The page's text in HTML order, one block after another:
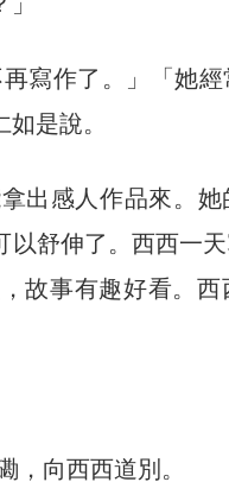
寫作了。」「她
是說。
出感人作品來。她
舒伸了。西西一天
故事有趣好看。
，向西西道別。